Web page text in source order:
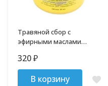
Травяной сбор с
эфирными маслами
320₽
В корзину